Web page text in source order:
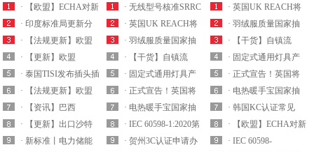
· 【欧盟】ECHA对新
一批潜在的S...
· 印度标准局更新分
体式空调ISI认证...
· 【法规更新】欧盟
委员会发布RoHS...
· 【更新】欧盟
REACH附录XVII...
· 泰国TISI发布插头插
座和电源组件...
· 【法规更新】欧盟
EN 14350:2020 ...
· 【资讯】巴西
ANATEL发布5G认...
· 【更新】出口沙特
的插头插座及排插...
· 新标准丨电力储能
· 无线型号核准SRRC
认证最新产品...
· 英国UK REACH将
于2021年实施...
· 羽绒服质量国家抽
查细则内容解析
· 【干货】自镇流
LED灯产品国家监...
· 固定式通用灯具产
品质量国抽要求解...
· 正式宣告！英国将
拒绝承认CE认证...
· 电热暖手宝国家抽
查实施细则要求解...
· IEC 60598-1:2020第
九版已于2020...
· 贺州3C认证申请办
· 英国UK REACH将
于2021年实施...
· 羽绒服质量国家抽
查细则内容解析
· 【干货】自镇流
LED灯产品国家监...
· 固定式通用灯具产
品质量国抽要求解...
· 正式宣告！英国将
拒绝承认CE认证...
· 电热暖手宝国家抽
查实施细则要求解...
· 韩国KC认证常见
EMC电磁兼容标...
· 【欧盟】ECHA对新
一批潜在的S...
· IEC 60598-